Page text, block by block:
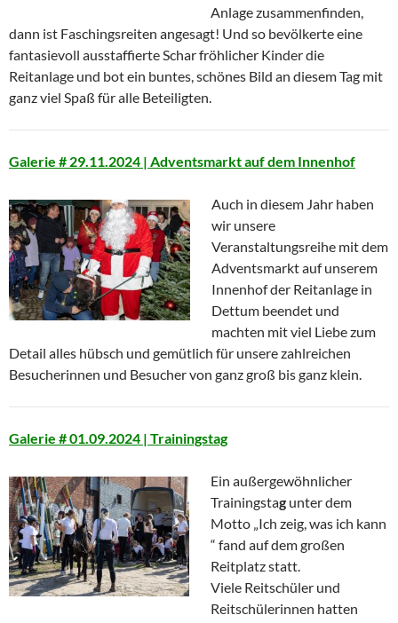
Anlage zusammenfinden,
dann ist Faschingsreiten angesagt! Und so bevölkerte eine
fantasievoll ausstaffierte Schar fröhlicher Kinder die
Reitanlage und bot ein buntes, schönes Bild an diesem Tag mit
ganz viel Spaß für alle Beteiligten.
Galerie # 29.11.2024 | Adventsmarkt auf dem Innenhof
Auch in diesem Jahr haben
wir unsere
Veranstaltungsreihe mit dem
Adventsmarkt auf unserem
Innenhof der Reitanlage in
Dettum beendet und
machten mit viel Liebe zum
Detail alles hübsch und gemütlich für unsere zahlreichen
Besucherinnen und Besucher von ganz groß bis ganz klein.
Galerie # 01.09.2024 | Trainingstag
Ein außergewöhnlicher
Trainingstag unter dem
Motto „Ich zeig, was ich kann
“ fand auf dem großen
Reitplatz statt.
Viele Reitschüler und
Reitschülerinnen hatten